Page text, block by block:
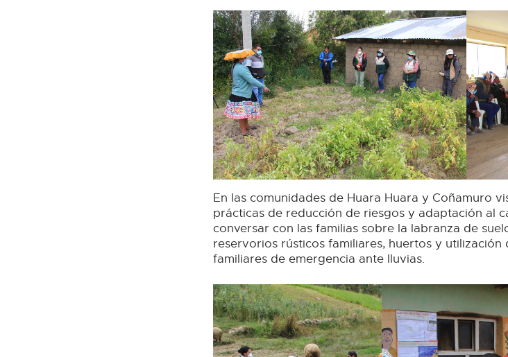
En las comunidades de Huara Huara y Coñamuro
prácticas de reducción de riesgos y adaptación al
conversar con las familias sobre la labranza de
reservorios rústicos familiares, huertos y
familiares de emergencia ante lluvias.